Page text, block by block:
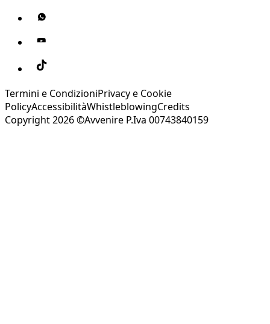
Termini e CondizioniPrivacy e Cookie
PolicyAccessibilitàWhistleblowingCredits
Copyright 2026 ©Avvenire P.Iva 00743840159